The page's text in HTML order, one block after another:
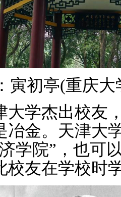
：寅初亭(重庆大
大学杰出校友
冶金。天津大
学院”，也可
校友在学校时